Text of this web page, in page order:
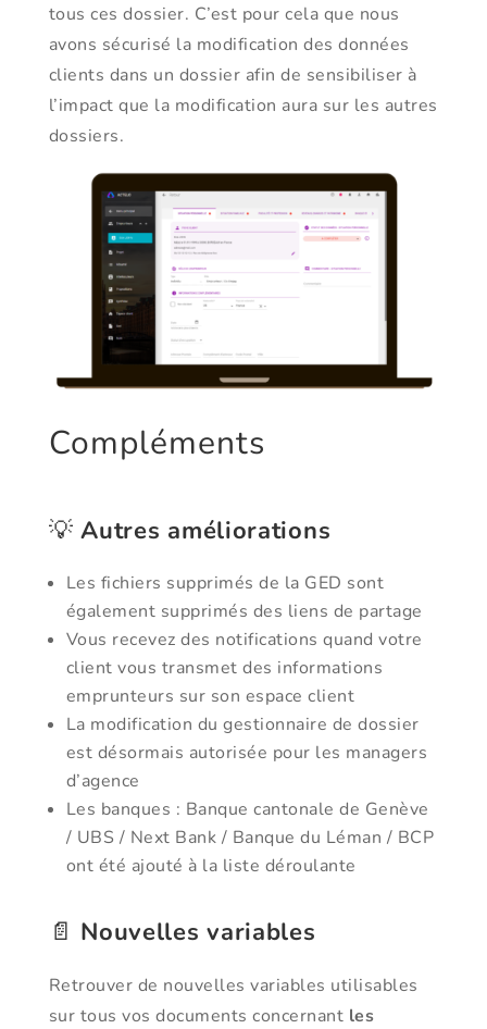
tous ces dossier. C’est pour cela que nous
avons sécurisé la modification des données
clients dans un dossier afin de sensibiliser à
l’impact que la modification aura sur les autres
dossiers.
Compléments
💡Autres améliorations
Les fichiers supprimés de la GED sont
également supprimés des liens de partage
Vous recevez des notifications quand votre
client vous transmet des informations
emprunteurs sur son espace client
La modification du gestionnaire de dossier
est désormais autorisée pour les managers
d’agence
Les banques : Banque cantonale de Genève
/ UBS / Next Bank / Banque du Léman / BCP
ont été ajouté à la liste déroulante
📄 Nouvelles variables
Retrouver de nouvelles variables utilisables
sur tous vos documents concernant les